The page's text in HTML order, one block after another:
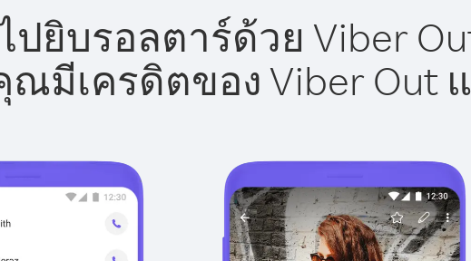
ปยิบรอลตาร์ด้วย Viber
ณมีเครดิตของ Viber Out